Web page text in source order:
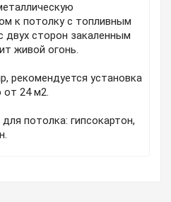
к потолку с топливным
двух сторон закаленным
живой огонь.
рекомендуется установка
24 м2.
потолка: гипсокартон,